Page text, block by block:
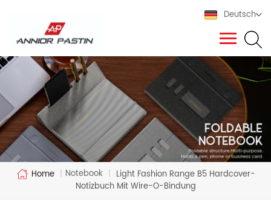
Deutsch
Home | Notebook | Light Fashion Range B5 Hardcover-
Notizbuch Mit Wire-O-Bindung